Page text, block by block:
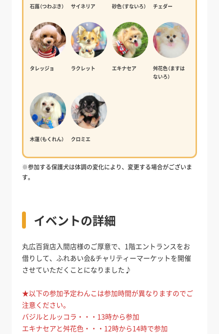
石蕗（つわぶき） サイネリア 砂色（すないろ） チェダー
タレッジョ ラクレット エキナセア
舛花色（ますは
ないろ）
木蓮（もくれん） クロミエ
※参加する保護犬は体調の変化により、変更する場合がございま
す。
イベントの詳細
丸広百貨店入間店様のご厚意で、1階エントランスをお
借りして、ふれあい会&チャリティーマーケットを開催
させていただくことになりました♪
★以下の参加予定わんこは参加時間が異なりますのでご
注意ください。
バジルとルッコラ・・・13時から参加
エキナセアと舛花色・・・12時から14時で参加